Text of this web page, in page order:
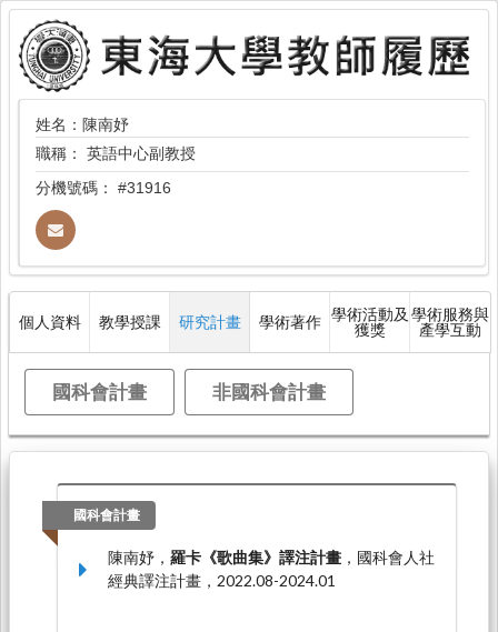
姓名：陳南妤
職稱： 英語中心副教授
分機號碼： #31916
個人資料 教學授課 研究計畫 學術著作 學術活動及
獲獎
學術服務與
產學互動
國科會計畫 非國科會計畫
國科會計畫
陳南妤， 羅卡《歌曲集》譯注計畫 ，國科會人社
經典譯注計畫，2022.08-2024.01